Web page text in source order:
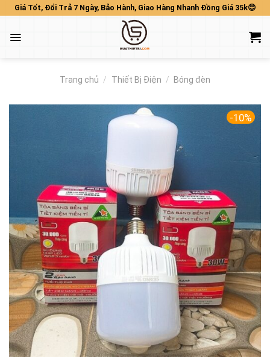
Skip
content
Giá Tốt, Đổi Trả 7 Ngày, Bảo Hành, Giao Hàng Nhanh Đồng Giá 35k😍
Trang chủ / Thiết Bị Điện / Bóng đèn
-10%